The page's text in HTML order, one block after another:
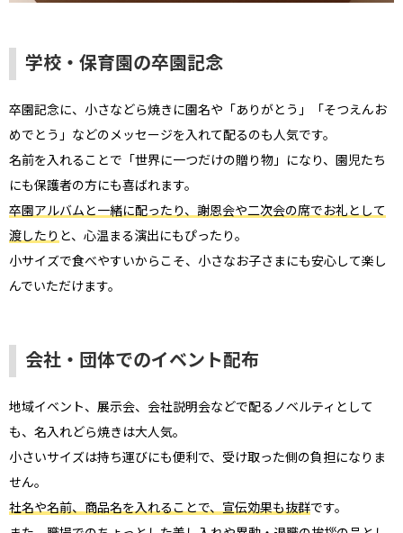
学校・保育園の卒園記念
卒園記念に、小さなどら焼きに園名や「ありがとう」「そつえんお
めでとう」などのメッセージを入れて配るのも人気です。
名前を入れることで「世界に一つだけの贈り物」になり、園児たち
にも保護者の方にも喜ばれます。
卒園アルバムと一緒に配ったり、謝恩会や二次会の席でお礼として
渡したり と、心温まる演出にもぴったり。
小サイズで食べやすいからこそ、小さなお子さまにも安心して楽し
んでいただけます。
会社・団体でのイベント配布
地域イベント、展示会、会社説明会などで配るノベルティとして
も、名入れどら焼きは大人気。
小さいサイズは持ち運びにも便利で、受け取った側の負担になりま
せん。
社名や名前、商品名を入れることで、宣伝効果も抜群です。